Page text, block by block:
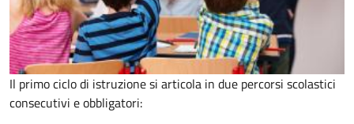
Il primo ciclo di istruzione si articola in due percorsi scolastici
consecutivi e obbligatori: